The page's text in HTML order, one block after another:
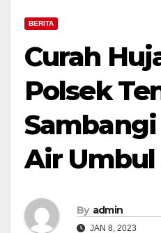
BERITA
Curah
Polsek
Air Umbul
By admin
JAN 8, 2023